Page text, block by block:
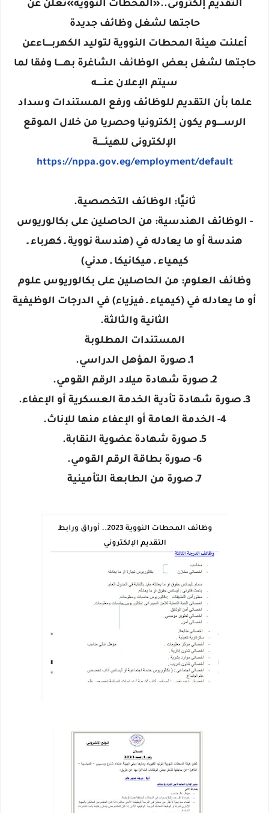
التقديم إلكترونى..«المحطات النووية»تعلن عن
حاجتها لشغل وظائف جديدة
أعلنت هيئة المحطات النووية لتوليد الكهربـــــاءعن
حاجتها لشغل بعض الوظائف الشاغرة بهـــــا وفقا لما
سيتم الإعلان عنـــــه
علما بأن التقديم للوظائف ورفع المستندات وسداد
الرســـــوم يكون إلكترونيا وحصريا من خلال الموقع
الإلكترونى للهيئـــــة
https://nppa.gov.eg/employment/default
ثانيًا: الوظائف التخصصية.
- الوظائف الهندسية: من الحاصلين على بكالوريوس
هندسة أو ما يعادله في (هندسة نووية ـ كهرباء ـ
كيمياء ـ ميكانيكا ـ مدني)
وظائف العلوم: من الحاصلين على بكالوريوس علوم
أو ما يعادله في (كيمياء ـ فيزياء) في الدرجات الوظيفية
الثانية والثالثة.
المستندات المطلوبة
1ـ صورة المؤهل الدراسي.
2ـ صورة شهادة ميلاد الرقم القومي.
3ـ صورة شهادة تأدية الخدمة العسكرية أو الإعفاء.
4- الخدمة العامة أو الإعفاء منها للإناث.
5ـ صورة شهادة عضوية النقابة.
6- صورة بطاقة الرقم القومي.
7ـ صورة من الطابعة التأمينية